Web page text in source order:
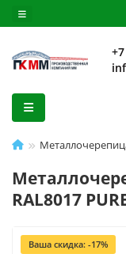
RAL8017
Ваша скидка: -17%